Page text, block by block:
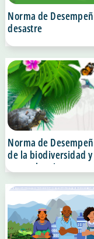
Norma de
desastre
Norma de
de la biodiversidad
naturales vivos